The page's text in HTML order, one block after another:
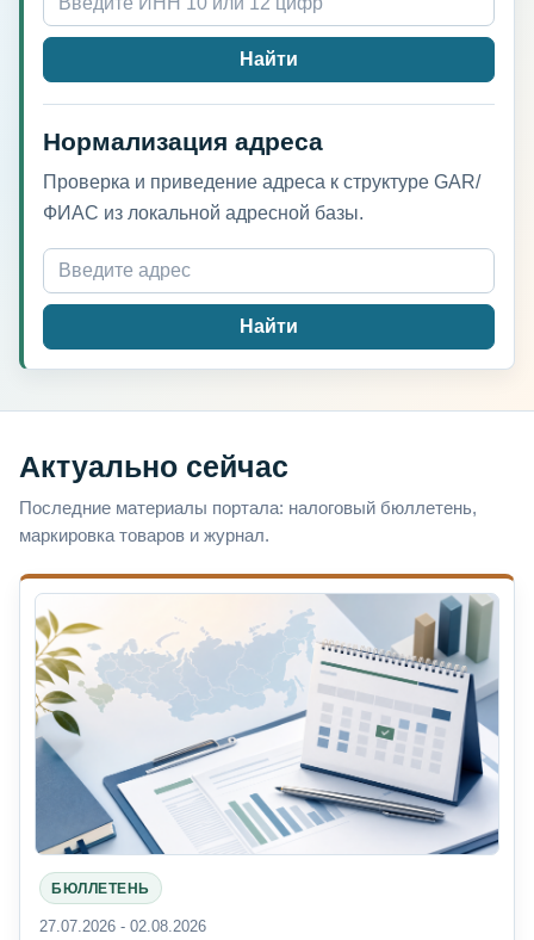
Найти
Нормализация адреса
Проверка и приведение адреса к структуре GAR/
ФИАС из локальной адресной базы.
Найти
Актуально сейчас
Последние материалы портала: налоговый бюллетень,
маркировка товаров и журнал.
БЮЛЛЕТЕНЬ
27.07.2026 - 02.08.2026